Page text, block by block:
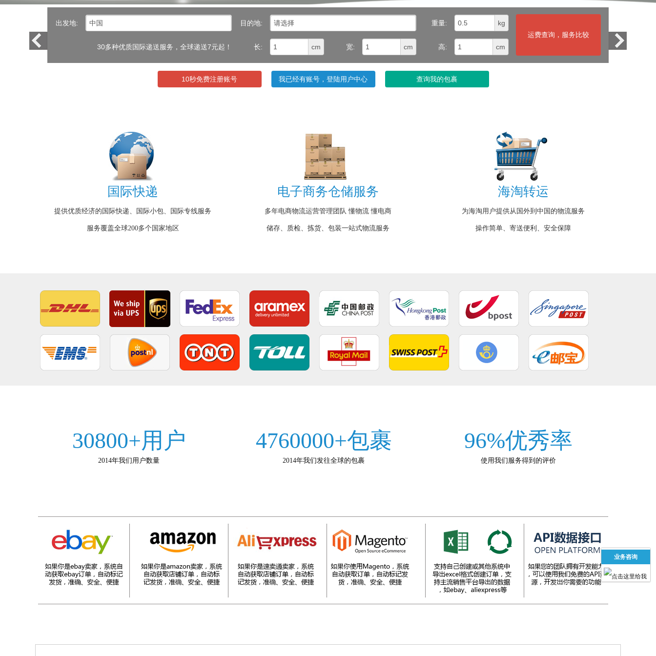
业务咨询
出发地: 目的地: 重量: kg
30多种优质国际递送服务，全球递送7元起！ 长: cm 宽: cm 高: cm
10秒免费注册账号 我已经有账号，登陆用户中心 查询我的包裹
国际快递
提供优质经济的国际快递、国际小包、国际专线服务
服务覆盖全球200多个国家地区
电子商务仓储服务
多年电商物流运营管理团队 懂物流 懂电商
储存、质检、拣货、包装一站式物流服务
海淘转运
为海淘用户提供从国外到中国的物流服务
操作简单、寄送便利、安全保障
30800+用户
2014年我们用户数量
4760000+包裹
2014年我们发往全球的包裹
96%优秀率
使用我们服务得到的评价